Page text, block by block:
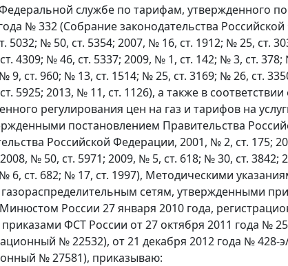
службе по тарифам, утвержденного
№ 332 (Собрание законодательства
5032; № 50, ст. 5354; 2007, № 16, ст. 1912; № 25, ст.
4309; № 46, ст. 5337; 2009, № 1, ст. 142; № 3, ст.
9, ст. 960; № 13, ст. 1514; № 25, ст. 3169; № 26, ст.
5925; 2013, № 11, ст. 1126), а также в
регулирования цен на газ и тарифов на
постановлением Правительства
Российской Федерации, 2001, № 2, ст. 175;
№ 50, ст. 5971; 2009, № 5, ст. 618; № 30, ст.
6, ст. 682; № 17, ст. 1997), Методическими
сетям, утвержденными
России 27 января 2010 года,
ФСТ России от 27 октября 2011 года №
№ 22532), от 21 декабря 2012 года №
№ 27581), приказываю: